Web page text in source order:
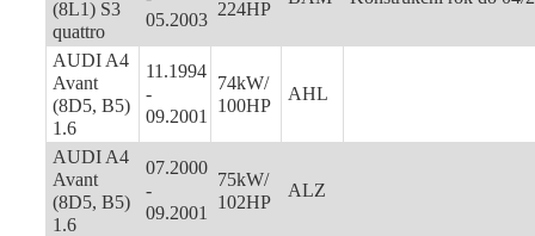
(8L1) S3
quattro
05.2003
224HP
AUDI A4
Avant
(8D5, B5)
1.6
11.1994
-
09.2001
74kW/
100HP
AHL
AUDI A4
Avant
(8D5, B5)
1.6
07.2000
-
09.2001
75kW/
102HP
ALZ